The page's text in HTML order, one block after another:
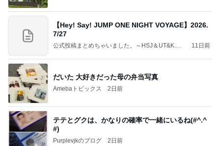
【Hey! Say! JUMP ONE NIGHT VOYAGE】2026.
7/27
公式投稿まとめちゃいました。～HSJ＆UT&K.O.
11日前
だいた 大好きだった母の弁当写真
Amebaトピックス 2日前
テテとグクは、かなりの確率で一緒にいるね(#^.^
#)
Purplevjkのブログ 2日前